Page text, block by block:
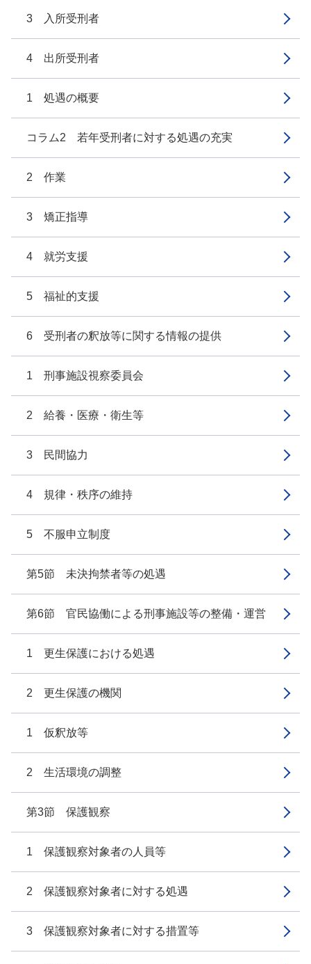
3 入所受刑者
4 出所受刑者
1 処遇の概要
コラム2 若年受刑者に対する処遇の充実
2 作業
3 矯正指導
4 就労支援
5 福祉的支援
6 受刑者の釈放等に関する情報の提供
1 刑事施設視察委員会
2 給養・医療・衛生等
3 民間協力
4 規律・秩序の維持
5 不服申立制度
第5節 未決拘禁者等の処遇
第6節 官民協働による刑事施設等の整備・運営
1 更生保護における処遇
2 更生保護の機関
1 仮釈放等
2 生活環境の調整
第3節 保護観察
1 保護観察対象者の人員等
2 保護観察対象者に対する処遇
3 保護観察対象者に対する措置等